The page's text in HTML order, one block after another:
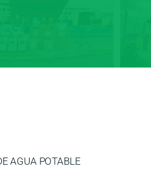
AGUA POTABLE